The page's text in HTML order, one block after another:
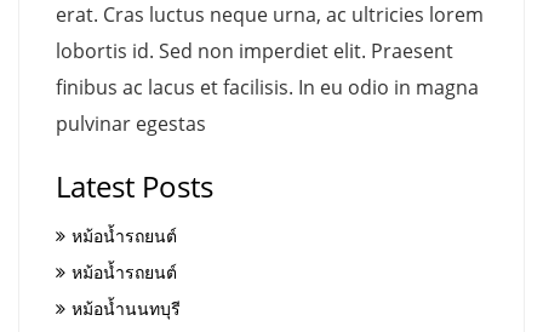
erat. Cras luctus neque urna, ac ultricies lorem
lobortis id. Sed non imperdiet elit. Praesent
finibus ac lacus et facilisis. In eu odio in magna
pulvinar egestas
Latest Posts
หม้อน้ำรถยนต์
หม้อน้ำรถยนต์
หม้อน้ำนนทบุรี